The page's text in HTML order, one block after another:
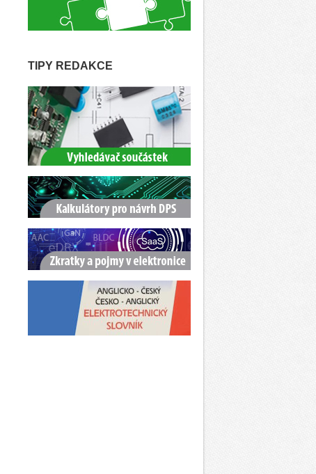
TIPY REDAKCE